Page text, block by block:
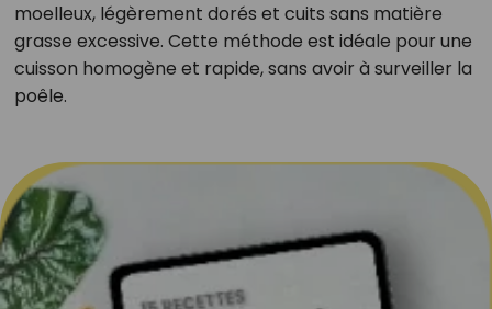
moelleux, légèrement dorés et cuits sans matière
grasse excessive. Cette méthode est idéale pour une
cuisson homogène et rapide, sans avoir à surveiller la
poêle.